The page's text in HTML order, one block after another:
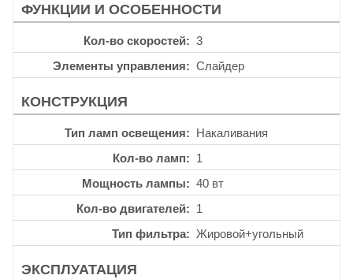
ФУНКЦИИ И ОСОБЕННОСТИ
Кол-во скоростей
3
Элементы управления
Слайдер
КОНСТРУКЦИЯ
Тип ламп освещения
Накаливания
Кол-во ламп
1
Мощность лампы
40 вт
Кол-во двигателей
1
Тип фильтра
Жировой+угольный
ЭКСПЛУАТАЦИЯ